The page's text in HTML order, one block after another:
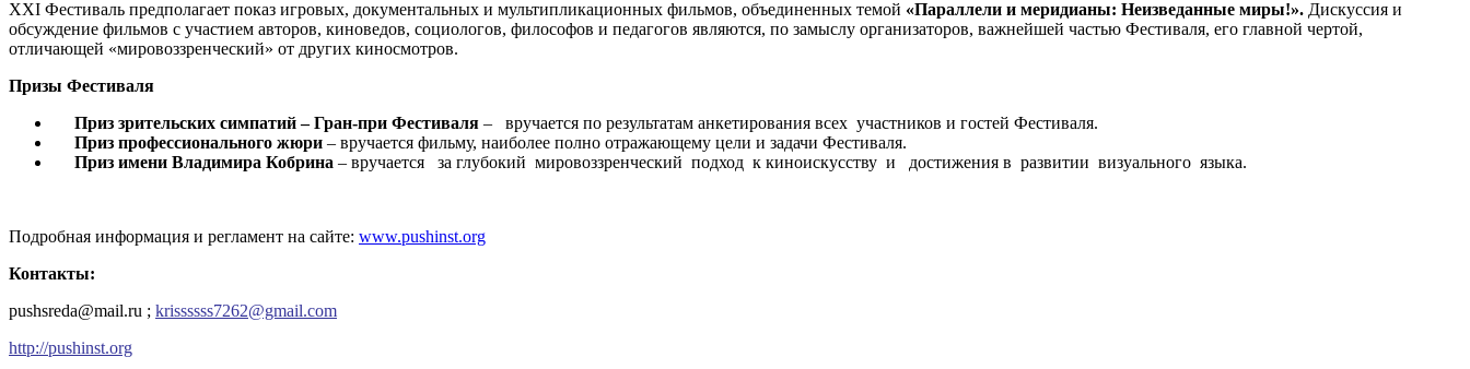
ХХI Фестиваль предполагает показ игровых, документальных и мультипликационных фильмов, объединенных темой «Параллели и меридианы: Неизведанные миры!». Дискуссия и
обсуждение фильмов с участием авторов, киноведов, социологов, философов и педагогов являются, по замыслу организаторов, важнейшей частью Фестиваля, его главной чертой,
отличающей «мировоззренческий» от других киносмотров.
Призы Фестиваля
Приз зрительских симпатий – Гран-при Фестиваля – вручается по результатам анкетирования всех участников и гостей Фестиваля.
Приз профессионального жюри – вручается фильму, наиболее полно отражающему цели и задачи Фестиваля.
Приз имени Владимира Кобрина – вручается за глубокий мировоззренческий подход к киноискусству и достижения в развитии визуального языка.
Подробная информация и регламент на сайте: www.pushinst.org
Контакты:
pushsreda@mail.ru ; krissssss7262@gmail.com
http://pushinst.org